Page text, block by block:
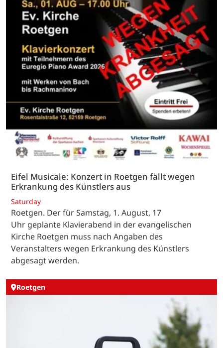
Eifel Musicale: Konzert in Roetgen fällt wegen
Erkrankung des Künstlers aus
Saturday
Roetgen. Der für Samstag, 1. August, 17
Uhr geplante Klavierabend in der evangelischen
Kirche Roetgen muss nach Angaben des
Veranstalters wegen Erkrankung des Künstlers
abgesagt werden.
Roetgen